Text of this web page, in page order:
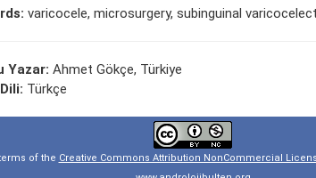
varicocele, microsurgery, subinguinal
Yazar: Ahmet Gökçe, Türkiye
Türkçe
of the Creative Commons Attribution NonCommercial